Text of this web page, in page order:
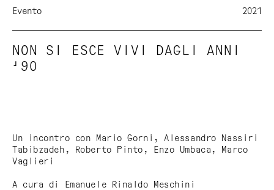
Evento 2021
NON SI ESCE VIVI DAGLI ANNI
'90
Un incontro con Mario Gorni, Alessandro Nassiri
Tabibzadeh, Roberto Pinto, Enzo Umbaca, Marco
Vaglieri
A cura di Emanuele Rinaldo Meschini